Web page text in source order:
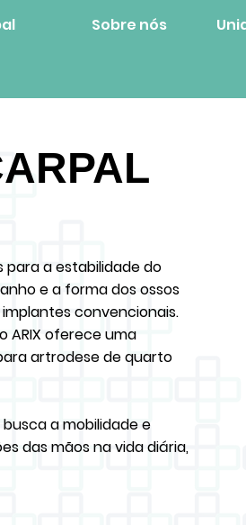
Sobre nós
para a estabilidade do
e a forma dos ossos
convencionais.
ARIX oferece uma
artrodese de quarto
busca a mobilidade e
das mãos na vida diária,